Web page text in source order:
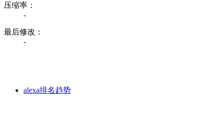
压缩率：
-
最后修改：
-
alexa排名趋势